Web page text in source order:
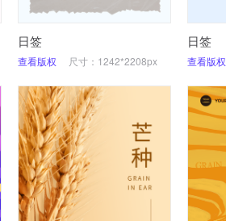
日签
查看版权 尺寸：1242*2208px
日签
查看版权